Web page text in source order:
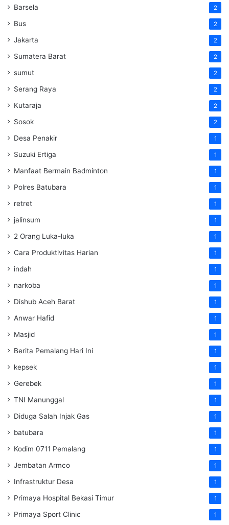
Barsela 2
Bus 2
Jakarta 2
Sumatera Barat 2
sumut 2
Serang Raya 2
Kutaraja 2
Sosok 2
Desa Penakir 1
Suzuki Ertiga 1
Manfaat Bermain Badminton 1
Polres Batubara 1
retret 1
jalinsum 1
2 Orang Luka-luka 1
Cara Produktivitas Harian 1
indah 1
narkoba 1
Dishub Aceh Barat 1
Anwar Hafid 1
Masjid 1
Berita Pemalang Hari Ini 1
kepsek 1
Gerebek 1
TNI Manunggal 1
Diduga Salah Injak Gas 1
batubara 1
Kodim 0711 Pemalang 1
Jembatan Armco 1
Infrastruktur Desa 1
Primaya Hospital Bekasi Timur 1
Primaya Sport Clinic 1